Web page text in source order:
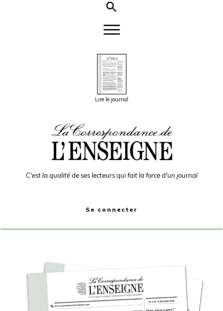
Lire le journal
C'est la qualité de ses lecteurs qui fait la force d'un journal
Se connecter